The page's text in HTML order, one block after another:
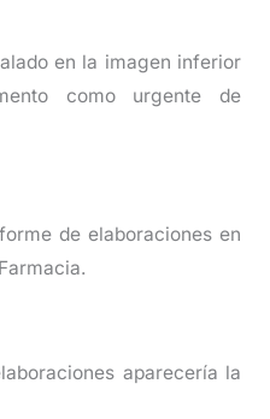
en la imagen inferior
como urgente de
de elaboraciones en
aparecería la